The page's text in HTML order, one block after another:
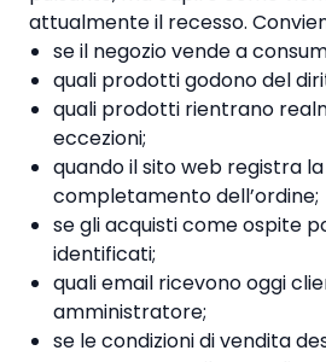
attualmente il recesso.
se il negozio vende a
quali prodotti godono del
quali prodotti rientrano
eccezioni;
quando il sito web registra
completamento dell’ordine;
se gli acquisti come ospite
identificati;
quali email ricevono oggi
amministratore;
se le condizioni di vendita